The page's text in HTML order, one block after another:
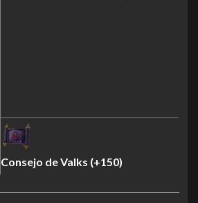
Consejo de Valks (+150)